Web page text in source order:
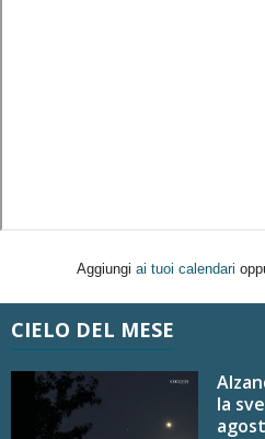
Aggiungi ai tuoi calendari
CIELO DEL MESE
la